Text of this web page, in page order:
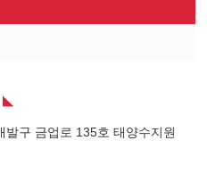
구 금업로 135호 태양수지원